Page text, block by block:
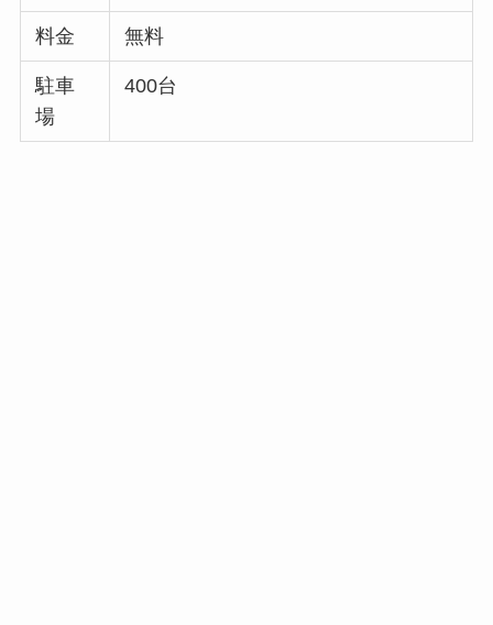
料金 無料
駐車
場
400台